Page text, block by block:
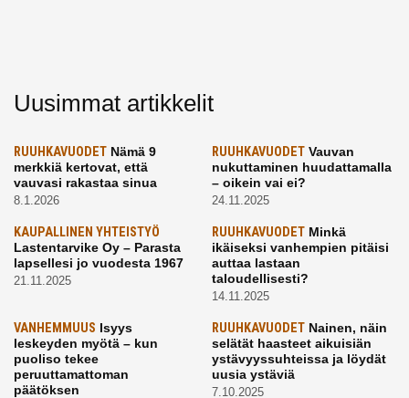
Uusimmat artikkelit
RUUHKAVUODET Nämä 9
merkkiä kertovat, että
vauvasi rakastaa sinua
8.1.2026
RUUHKAVUODETVauvan
nukuttaminen huudattamalla
– oikein vai ei?
24.11.2025
KAUPALLINEN YHTEISTYÖ
Lastentarvike Oy – Parasta
lapsellesi jo vuodesta 1967
21.11.2025
RUUHKAVUODETMinkä
ikäiseksi vanhempien pitäisi
auttaa lastaan
taloudellisesti?
14.11.2025
VANHEMMUUS Isyys
leskeyden myötä – kun
puoliso tekee
peruuttamattoman
päätöksen
RUUHKAVUODETNainen, näin
selätät haasteet aikuisiän
ystävyyssuhteissa ja löydät
uusia ystäviä
7.10.2025